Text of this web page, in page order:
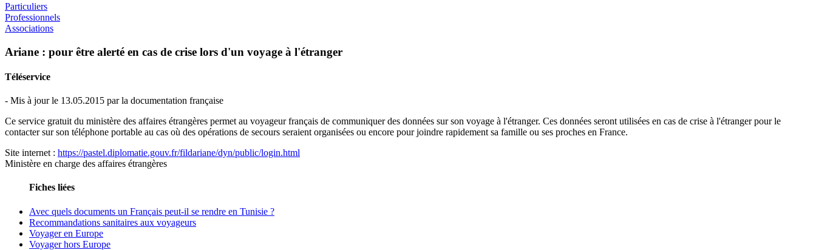
Particuliers
Professionnels
Associations
Ariane : pour être alerté en cas de crise lors d'un voyage à l'étranger
Téléservice
- Mis à jour le 13.05.2015 par la documentation française
Ce service gratuit du ministère des affaires étrangères permet au voyageur français de communiquer des données sur son voyage à l'étranger. Ces données seront utilisées en cas de crise à l'étranger pour le
contacter sur son téléphone portable au cas où des opérations de secours seraient organisées ou encore pour joindre rapidement sa famille ou ses proches en France.
Site internet : https://pastel.diplomatie.gouv.fr/fildariane/dyn/public/login.html
Ministère en charge des affaires étrangères
Fiches liées
Avec quels documents un Français peut-il se rendre en Tunisie ?
Recommandations sanitaires aux voyageurs
Voyager en Europe
Voyager hors Europe